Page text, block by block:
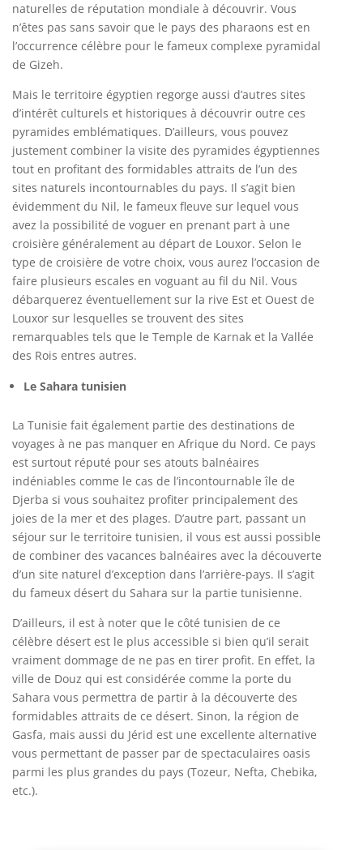
naturelles de réputation mondiale à découvrir. Vous
n’êtes pas sans savoir que le pays des pharaons est en
l’occurrence célèbre pour le fameux complexe pyramidal
de Gizeh.
Mais le territoire égyptien regorge aussi d’autres sites
d’intérêt culturels et historiques à découvrir outre ces
pyramides emblématiques. D’ailleurs, vous pouvez
justement combiner la visite des pyramides égyptiennes
tout en profitant des formidables attraits de l’un des
sites naturels incontournables du pays. Il s’agit bien
évidemment du Nil, le fameux fleuve sur lequel vous
avez la possibilité de voguer en prenant part à une
croisière généralement au départ de Louxor. Selon le
type de croisière de votre choix, vous aurez l’occasion de
faire plusieurs escales en voguant au fil du Nil. Vous
débarquerez éventuellement sur la rive Est et Ouest de
Louxor sur lesquelles se trouvent des sites
remarquables tels que le Temple de Karnak et la Vallée
des Rois entres autres.
Le Sahara tunisien
La Tunisie fait également partie des destinations de
voyages à ne pas manquer en Afrique du Nord. Ce pays
est surtout réputé pour ses atouts balnéaires
indéniables comme le cas de l’incontournable île de
Djerba si vous souhaitez profiter principalement des
joies de la mer et des plages. D’autre part, passant un
séjour sur le territoire tunisien, il vous est aussi possible
de combiner des vacances balnéaires avec la découverte
d’un site naturel d’exception dans l’arrière-pays. Il s’agit
du fameux désert du Sahara sur la partie tunisienne.
D’ailleurs, il est à noter que le côté tunisien de ce
célèbre désert est le plus accessible si bien qu’il serait
vraiment dommage de ne pas en tirer profit. En effet, la
ville de Douz qui est considérée comme la porte du
Sahara vous permettra de partir à la découverte des
formidables attraits de ce désert. Sinon, la région de
Gasfa, mais aussi du Jérid est une excellente alternative
vous permettant de passer par de spectaculaires oasis
parmi les plus grandes du pays (Tozeur, Nefta, Chebika,
etc.).